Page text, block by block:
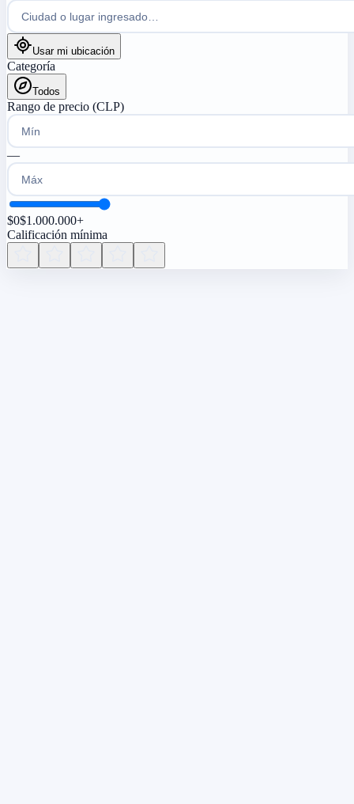
Usar mi ubicación
Categoría
Todos
Rango de precio (CLP)
—
$0$1.000.000+
Calificación mínima